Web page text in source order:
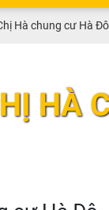
Hà chung cư Hà Đô
HÀ